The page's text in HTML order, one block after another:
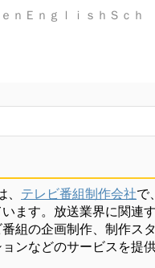
ｎＥｎｇｌｉｓｈＳｃｈ
テレビ番組制作会社で、
ます。放送業界に関連
組の企画制作、制作ス
ンなどのサービスを提供